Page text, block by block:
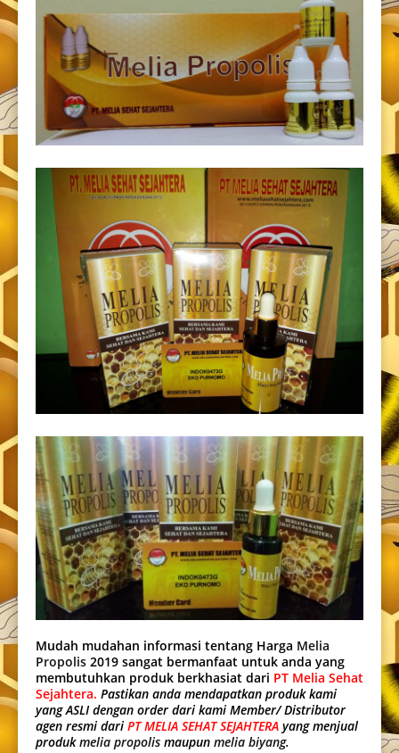
Mudah mudahan informasi tentang Harga Melia
Propolis 2019 sangat bermanfaat untuk anda yang
membutuhkan produk berkhasiat dari PT Melia Sehat
Sejahtera. Pastikan anda mendapatkan produk kami
yang ASLI dengan order dari kami Member/ Distributor
agen resmi dari PT MELIA SEHAT SEJAHTERA yang menjual
produkmelia propolis maupun melia biyang.